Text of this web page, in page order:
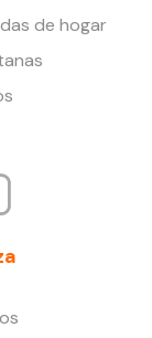
de hogar